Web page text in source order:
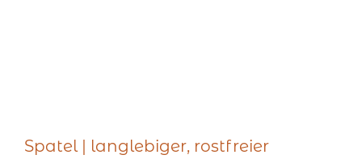
Spatel | langlebiger, rostfreier